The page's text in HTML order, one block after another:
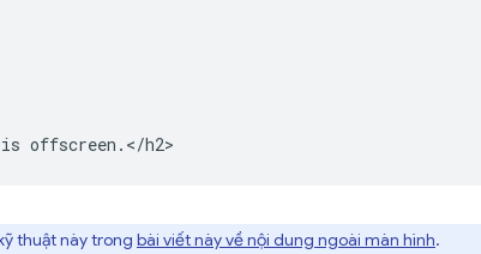
thuật này trong bài viết này về nội dung ngoài màn hình.